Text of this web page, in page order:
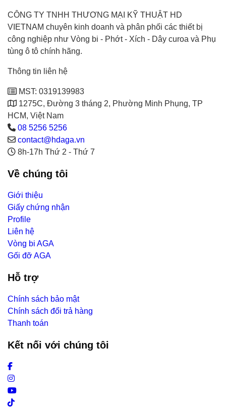
CÔNG TY TNHH THƯƠNG MẠI KỸ THUẬT HD
VIETNAM chuyên kinh doanh và phân phối các thiết bị
công nghiệp như Vòng bi - Phớt - Xích - Dây curoa và Phụ
tùng ô tô chính hãng.
Thông tin liên hệ
MST: 0319139983
1275C, Đường 3 tháng 2, Phường Minh Phụng, TP
HCM, Việt Nam
08 5256 5256
contact@hdaga.vn
8h-17h Thứ 2 - Thứ 7
Về chúng tôi
Giới thiệu
Giấy chứng nhận
Profile
Liên hệ
Vòng bi AGA
Gối đỡ AGA
Hỗ trợ
Chính sách bảo mật
Chính sách đổi trả hàng
Thanh toán
Kết nối với chúng tôi
Facebook
Instagram
Youtube
Tiktok